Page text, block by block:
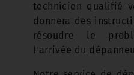
technicien qualifié
donnera des
résoudre le
l'arrivée du